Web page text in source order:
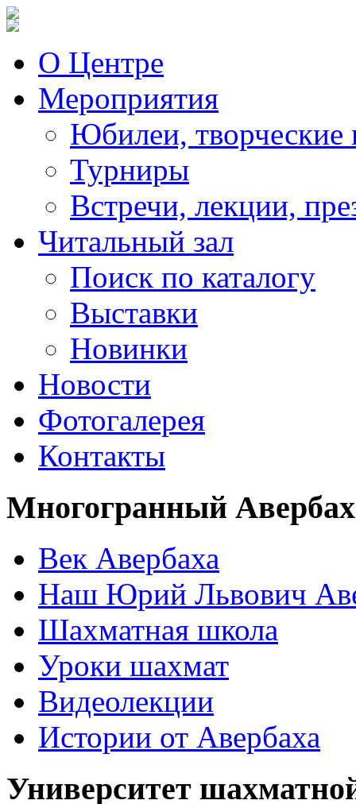
О Центре
Мероприятия
Юбилеи, творческие
Турниры
Встречи, лекции,
Читальный зал
Поиск по каталогу
Выставки
Новинки
Новости
Фотогалерея
Контакты
Многогранный Авербах
Век Авербаха
Наш Юрий Львович
Шахматная школа
Уроки шахмат
Видеолекции
Истории от Авербаха
Университет